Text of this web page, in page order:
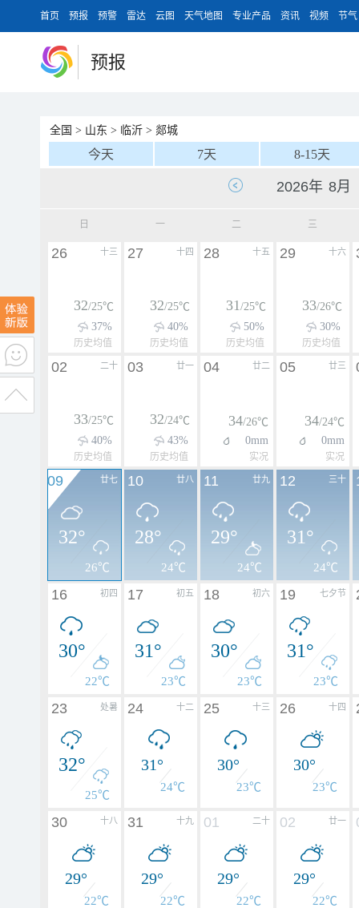
首页 预报 预警 雷达 云图 天气地图 专业产品 资讯 视频 节气
预报
全国 > 山东 > 临沂 > 郯城
今天 7天 8-15天
日 一 二 三
十三
26
32/25℃
37%
历史均值
十四
27
32/25℃
40%
历史均值
十五
28
31/25℃
50%
历史均值
十六
29
33/26℃
30%
历史均值
二十
02
33/25℃
40%
历史均值
廿一
03
32/24℃
43%
历史均值
廿二
04
34/26℃
0mm
实况
廿三
05
34/24℃
0mm
实况
廿七
09
32°
26℃
廿八
10
28°
24℃
廿九
11
29°
24℃
三十
12
31°
24℃
初四
16
30°
22℃
初五
17
31°
23℃
初六
18
30°
23℃
七夕节
19
31°
23℃
处暑
23
32°
25℃
十二
24
31°
24℃
十三
25
30°
23℃
十四
26
30°
23℃
十八
30
29°
22℃
十九
31
29°
22℃
二十
01
29°
22℃
廿一
02
29°
22℃